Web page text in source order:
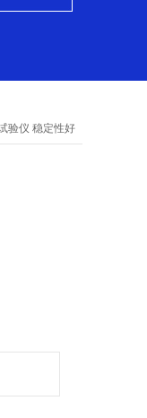
验仪 稳定性好